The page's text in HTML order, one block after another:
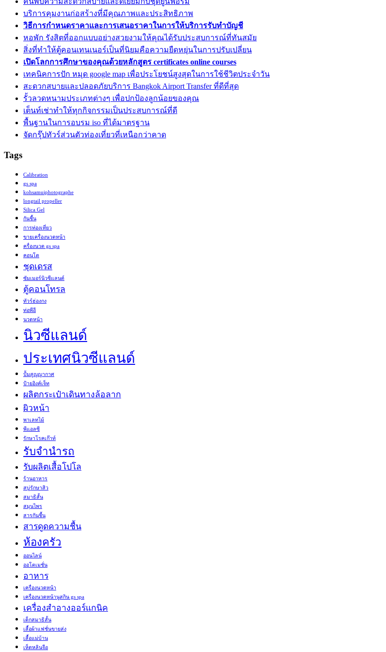
บริการคุมงานก่อสร้างที่มีคุณภาพและประสิทธิภาพ
วิธีการกำหนดราคาและการเสนอราคาในการให้บริการรับทำบัญชี
หอพัก รังสิตที่ออกแบบอย่างสวยงามให้คุณได้รับประสบการณ์ที่ทันสมัย
สิ่งที่ทำให้ตู้คอนเทนเนอร์เป็นที่นิยมคือความยืดหยุ่นในการปรับเปลี่ยน
เปิดโลกการศึกษาของคุณด้วยหลักสูตร certificates online courses
เทคนิคการปัก หมุด google map เพื่อประโยชน์สูงสุดในการใช้ชีวิตประจำวัน
สะดวกสบายและปลอดภัยบริการ Bangkok Airport Transfer ที่ดีที่สุด
รั้วลวดหนามประเภทต่างๆ เพื่อปกป้องลูกน้อยของคุณ
เต็นท์เช่าทำให้ทุกกิจกรรมเป็นประสบการณ์ที่ดี
พื้นฐานในการอบรม iso ที่ได้มาตรฐาน
จัดกรุ๊ปทัวร์ส่วนตัวท่องเที่ยวที่เหนือกว่าคาด
Tags
Calibration
gs spa
kohsamuiphotographe
longtail propeller
Silica Gel
กันชื้น
การท่องเที่ยว
ขายเครื่องนวดหน้า
ครื่องนวด gs spa
คอนโด
ชุดเดรส
ซัมเมอร์นิวซีแลนด์
ตู้คอนโทรล
ทัวร์ฮ่องกง
ท่อพีอี
นวดหน้า
นิวซีแลนด์
ประเทศนิวซีแลนด์
ปั้มสูญญากาศ
ป้ายอิงค์เจ็ท
ผลิตกระเป๋าเดินทางล้อลาก
ผิวหน้า
พาเลทไม้
พีแอลซี
รักษาโรคเก๊าท์
รับจำนำรถ
รับผลิตเสื้อโปโล
ร้านอาหาร
สบู่รักษาสิว
สมาธิสั้น
สมุนไพร
สารกันชื้น
สารดูดความชื้น
ห้องครัว
ออนไลน์
ออโตเมชั่น
อาหาร
เครื่องนวดหน้า
เครื่องนวดหน้านูสกิน gs spa
เครื่องสำอางออร์แกนิค
เด็กสมาธิสั้น
เสื้อผ้าแฟชั่นขายส่ง
เสื้อแม่บ้าน
เห็ดหลินจือ